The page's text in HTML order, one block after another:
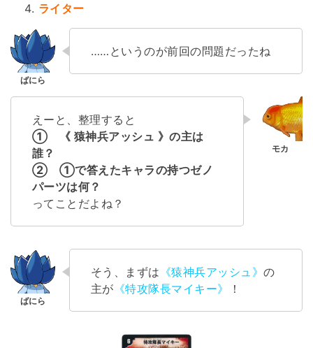
ライター
……というのが前回の問題だったね
えーと、整理すると
① 《 猿神兵アッシュ 》の主は
誰？
② ①で答えたキャラの持つゼノ
パーツは何？
ってことだよね？
そう、まずは 《猿神兵アッシュ》の
主が 《特攻隊長マイキー》 ！